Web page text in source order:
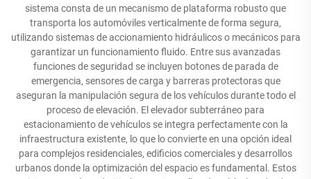
sistema consta de un mecanismo de plataforma robusto que
transporta los automóviles verticalmente de forma segura,
utilizando sistemas de accionamiento hidráulicos o mecánicos para
garantizar un funcionamiento fluido. Entre sus avanzadas
funciones de seguridad se incluyen botones de parada de
emergencia, sensores de carga y barreras protectoras que
aseguran la manipulación segura de los vehículos durante todo el
proceso de elevación. El elevador subterráneo para
estacionamiento de vehículos se integra perfectamente con la
infraestructura existente, lo que lo convierte en una opción ideal
para complejos residenciales, edificios comerciales y desarrollos
urbanos donde la optimización del espacio es fundamental. Estos